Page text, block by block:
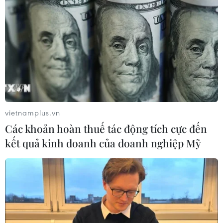
vietnamplus.vn
Các khoản hoàn thuế tác động tích cực đến
kết quả kinh doanh của doanh nghiệp Mỹ